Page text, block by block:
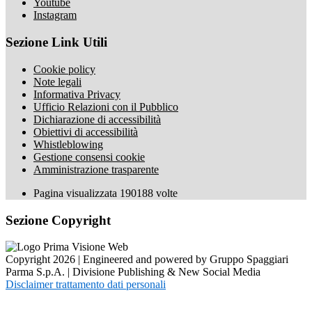
Youtube
Instagram
Sezione Link Utili
Cookie policy
Note legali
Informativa Privacy
Ufficio Relazioni con il Pubblico
Dichiarazione di accessibilità
Obiettivi di accessibilità
Whistleblowing
Gestione consensi cookie
Amministrazione trasparente
Pagina visualizzata 190188 volte
Sezione Copyright
Copyright 2026 | Engineered and powered by Gruppo Spaggiari
Parma S.p.A. | Divisione Publishing & New Social Media
Disclaimer trattamento dati personali